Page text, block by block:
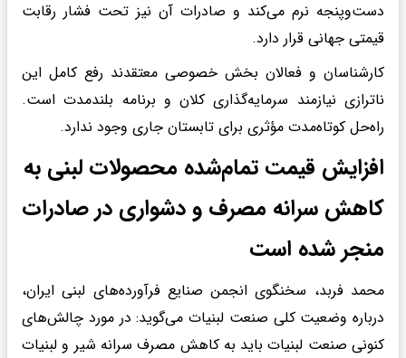
دست‌وپنجه نرم می‌کند و صادرات آن نیز تحت فشار رقابت
قیمتی جهانی قرار دارد.
کارشناسان و فعالان بخش خصوصی معتقدند رفع کامل این
ناترازی نیازمند سرمایه‌گذاری کلان و برنامه بلندمدت است.
راه‌حل کوتاه‌مدت مؤثری برای تابستان جاری وجود ندارد.
افزایش قیمت تمام‌شده محصولات لبنی به
کاهش سرانه مصرف و دشواری در صادرات
منجر شده است
محمد فربد، سخنگوی انجمن صنایع فرآورده‌های لبنی ایران،
درباره وضعیت کلی صنعت لبنیات می‌گوید: در مورد چالش‌های
کنونی صنعت لبنیات باید به کاهش مصرف سرانه شیر و لبنیات